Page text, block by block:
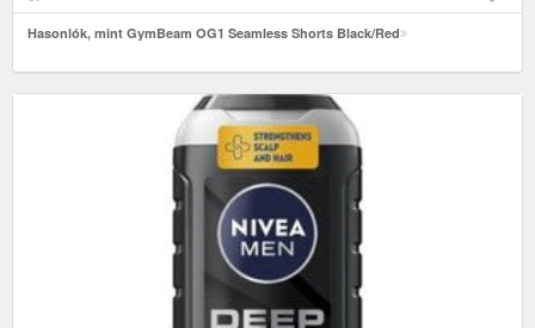
Hasonlók, mint GymBeam OG1 Seamless Shorts Black/Red